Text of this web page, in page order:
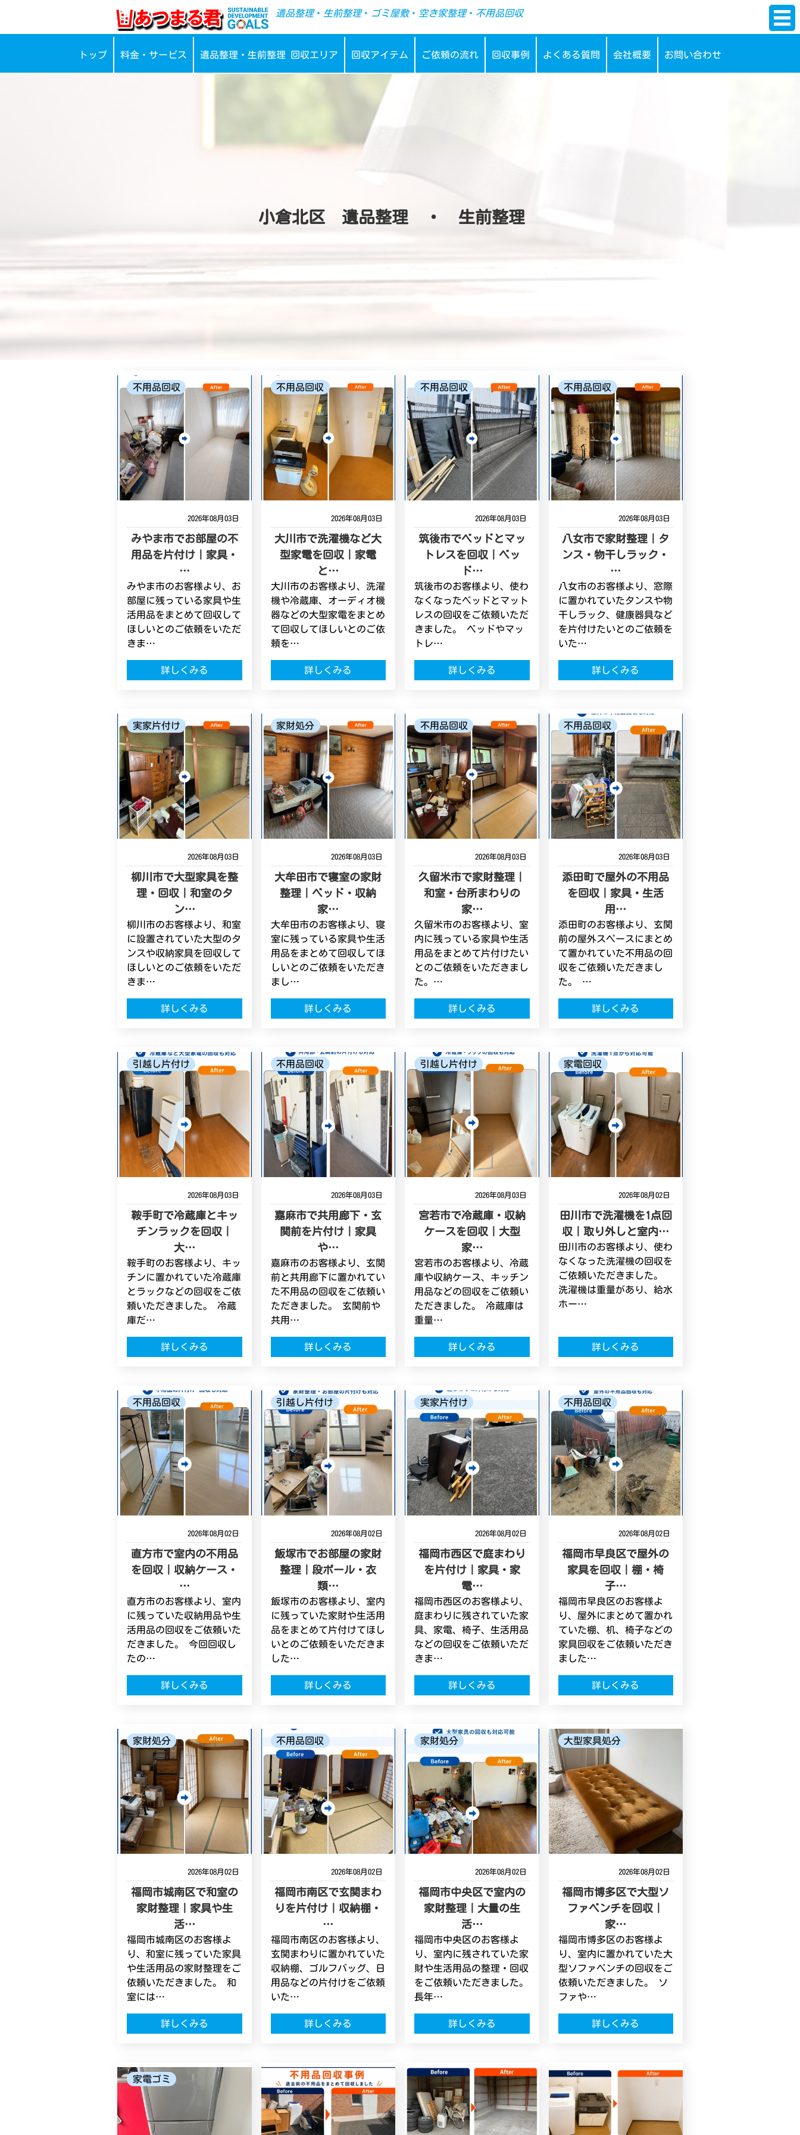
-->
遺品整理・ 生前整理・ ゴミ屋敷・ 空き家整理・ 不用品回収
トップ 料金・サービス 遺品整理・生前整理 回収エリア 回収アイテム ご依頼の流れ 回収事例 よくある質問 会社概要 お問い合わせ
小倉北区 遺品整理 ・ 生前整理
2026年08月03日
みやま市でお部屋の不
用品を片付け｜家具・
…
詳しくみる
不用品回収
みやま市のお客様より、お
部屋に残っている家具や生
活用品をまとめて回収して
ほしいとのご依頼をいただ
きま…
2026年08月03日
大川市で洗濯機など大
型家電を回収｜家電
と…
詳しくみる
不用品回収
大川市のお客様より、洗濯
機や冷蔵庫、オーディオ機
器などの大型家電をまとめ
て回収してほしいとのご依
頼を…
2026年08月03日
筑後市でベッドとマッ
トレスを回収｜ベッ
ド…
詳しくみる
不用品回収
筑後市のお客様より、使わ
なくなったベッドとマット
レスの回収をご依頼いただ
きました。 ベッドやマッ
トレ…
2026年08月03日
八女市で家財整理｜タ
ンス・物干しラック・
…
詳しくみる
不用品回収
八女市のお客様より、窓際
に置かれていたタンスや物
干しラック、健康器具など
を片付けたいとのご依頼を
いた…
2026年08月03日
柳川市で大型家具を整
理・回収｜和室のタ
ン…
詳しくみる
実家片付け
柳川市のお客様より、和室
に設置されていた大型のタ
ンスや収納家具を回収して
ほしいとのご依頼をいただ
きま…
2026年08月03日
大牟田市で寝室の家財
整理｜ベッド・収納
家…
詳しくみる
家財処分
大牟田市のお客様より、寝
室に残っている家具や生活
用品をまとめて回収してほ
しいとのご依頼をいただき
まし…
2026年08月03日
久留米市で家財整理｜
和室・台所まわりの
家…
詳しくみる
不用品回収
久留米市のお客様より、室
内に残っている家具や生活
用品をまとめて片付けたい
とのご依頼をいただきまし
た。…
2026年08月03日
添田町で屋外の不用品
を回収｜家具・生活
用…
詳しくみる
不用品回収
添田町のお客様より、玄関
前の屋外スペースにまとめ
て置かれていた不用品の回
収をご依頼いただきまし
た。 …
2026年08月03日
鞍手町で冷蔵庫とキッ
チンラックを回収｜
大…
詳しくみる
引越し片付け
鞍手町のお客様より、キッ
チンに置かれていた冷蔵庫
とラックなどの回収をご依
頼いただきました。 冷蔵
庫だ…
2026年08月03日
嘉麻市で共用廊下・玄
関前を片付け｜家具
や…
詳しくみる
不用品回収
嘉麻市のお客様より、玄関
前と共用廊下に置かれてい
た不用品の回収をご依頼い
ただきました。 玄関前や
共用…
2026年08月03日
宮若市で冷蔵庫・収納
ケースを回収｜大型
家…
詳しくみる
引越し片付け
宮若市のお客様より、冷蔵
庫や収納ケース、キッチン
用品などの回収をご依頼い
ただきました。 冷蔵庫は
重量…
2026年08月02日
田川市で洗濯機を1点回
収｜取り外しと室内…
詳しくみる
家電回収
田川市のお客様より、使わ
なくなった洗濯機の回収を
ご依頼いただきました。
洗濯機は重量があり、給水
ホー…
2026年08月02日
直方市で室内の不用品
を回収｜収納ケース・
…
詳しくみる
不用品回収
直方市のお客様より、室内
に残っていた収納用品や生
活用品の回収をご依頼いた
だきました。 今回回収し
たの…
2026年08月02日
飯塚市でお部屋の家財
整理｜段ボール・衣
類…
詳しくみる
引越し片付け
飯塚市のお客様より、室内
に残っていた家財や生活用
品をまとめて片付けてほし
いとのご依頼をいただきま
した…
2026年08月02日
福岡市西区で庭まわり
を片付け｜家具・家
電…
詳しくみる
実家片付け
福岡市西区のお客様より、
庭まわりに残されていた家
具、家電、椅子、生活用品
などの回収をご依頼いただ
きま…
2026年08月02日
福岡市早良区で屋外の
家具を回収｜棚・椅
子…
詳しくみる
不用品回収
福岡市早良区のお客様よ
り、屋外にまとめて置かれ
ていた棚、机、椅子などの
家具回収をご依頼いただき
ました…
2026年08月02日
福岡市城南区で和室の
家財整理｜家具や生
活…
詳しくみる
家財処分
福岡市城南区のお客様よ
り、和室に残っていた家具
や生活用品の家財整理をご
依頼いただきました。 和
室には…
2026年08月02日
福岡市南区で玄関まわ
りを片付け｜収納棚・
…
詳しくみる
不用品回収
福岡市南区のお客様より、
玄関まわりに置かれていた
収納棚、ゴルフバッグ、日
用品などの片付けをご依頼
いた…
2026年08月02日
福岡市中央区で室内の
家財整理｜大量の生
活…
詳しくみる
家財処分
福岡市中央区のお客様よ
り、室内に残されていた家
財や生活用品の整理・回収
をご依頼いただきました。
長年…
2026年08月02日
福岡市博多区で大型ソ
ファベンチを回収｜
家…
詳しくみる
大型家具処分
福岡市博多区のお客様よ
り、室内に置かれていた大
型ソファベンチの回収をご
依頼いただきました。 ソ
ファや…
家電ゴミ